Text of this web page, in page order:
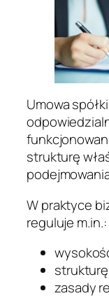
Umowa
strukturę
W praktyce
reguluje m.in.:
zasady